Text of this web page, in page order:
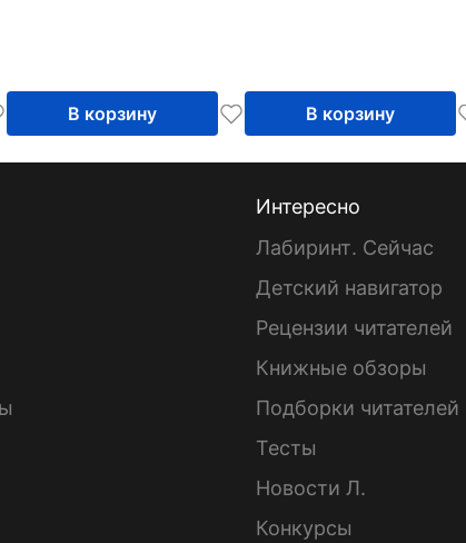
В корзину В корзину
Интересно
Лабиринт. Сейчас
Детский навигатор
Рецензии читателей
Книжные обзоры
Подборки читателей
Тесты
Новости Л.
Конкурсы